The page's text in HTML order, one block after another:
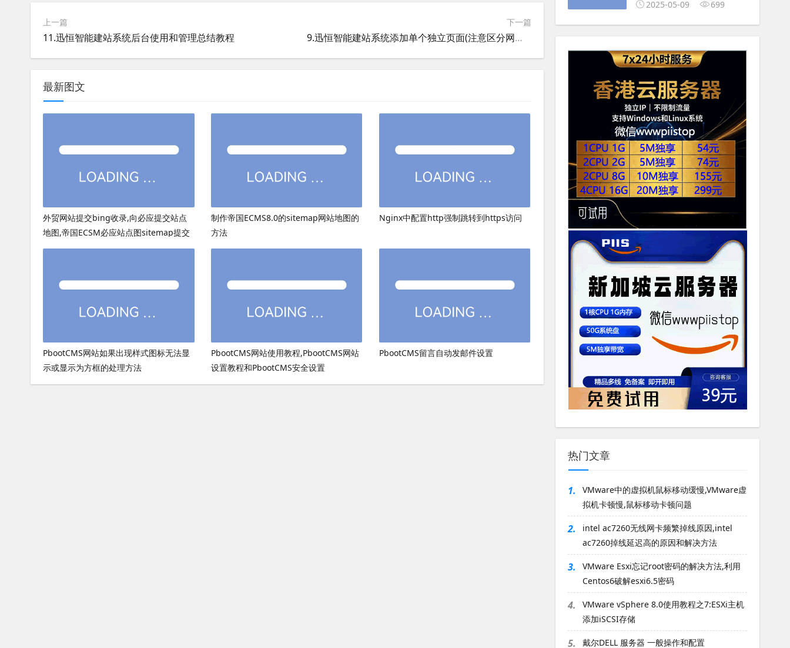
上一篇
11.迅恒智能建站系统后台使用和管理总结教程
下一篇
9.迅恒智能建站系统添加单个独立页面(注意区分网站中的文章)
最新图文
外贸网站提交bing收录,向必应提交站点
地图,帝国ECSM必应站点图sitemap提交
制作帝国ECMS8.0的sitemap网站地图的
方法
Nginx中配置http强制跳转到https访问
PbootCMS网站如果出现样式图标无法显
示或显示为方框的处理方法
PbootCMS网站使用教程,PbootCMS网站
设置教程和PbootCMS安全设置
PbootCMS留言自动发邮件设置
打印机共享之前，你得先确保
两台电脑
DWM、BitLocker解锁、MMC
第5卷提取以下文件到BOOT文
件夹：;DWM桌面窗口管理器
2025-05-09 699
热门文章
1.
VMware中的虚拟机鼠标移动缓慢,VMware虚
拟机卡顿慢,鼠标移动卡顿问题
2.
intel ac7260无线网卡频繁掉线原因,intel
ac7260掉线延迟高的原因和解决方法
3.
VMware Esxi忘记root密码的解决方法,利用
Centos6破解esxi6.5密码
4.
VMware vSphere 8.0使用教程之7:ESXi主机
添加iSCSI存储
5. 戴尔DELL 服务器 一般操作和配置